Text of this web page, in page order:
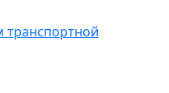
транспортной